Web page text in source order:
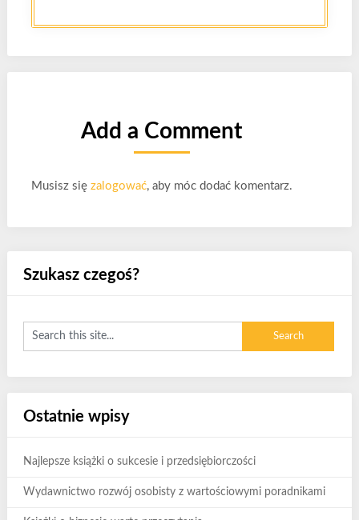
Add a Comment
Musisz się zalogować, aby móc dodać komentarz.
Szukasz czegoś?
Ostatnie wpisy
Najlepsze książki o sukcesie i przedsiębiorczości
Wydawnictwo rozwój osobisty z wartościowymi poradnikami